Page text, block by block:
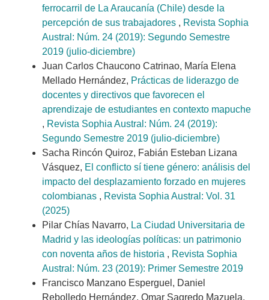
ferrocarril de La Araucanía (Chile) desde la
percepción de sus trabajadores , Revista Sophia
Austral: Núm. 24 (2019): Segundo Semestre
2019 (julio-diciembre)
Juan Carlos Chaucono Catrinao, María Elena
Mellado Hernández, Prácticas de liderazgo de
docentes y directivos que favorecen el
aprendizaje de estudiantes en contexto mapuche
, Revista Sophia Austral: Núm. 24 (2019):
Segundo Semestre 2019 (julio-diciembre)
Sacha Rincón Quiroz, Fabián Esteban Lizana
Vásquez, El conflicto sí tiene género: análisis del
impacto del desplazamiento forzado en mujeres
colombianas , Revista Sophia Austral: Vol. 31
(2025)
Pilar Chías Navarro, La Ciudad Universitaria de
Madrid y las ideologías políticas: un patrimonio
con noventa años de historia , Revista Sophia
Austral: Núm. 23 (2019): Primer Semestre 2019
Francisco Manzano Esperguel, Daniel
Rebolledo Hernández, Omar Sagredo Mazuela,